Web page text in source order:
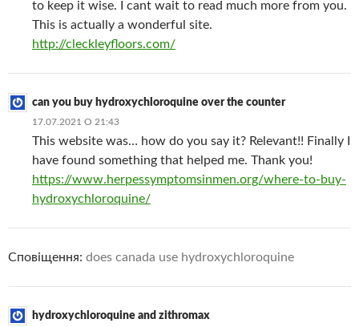
to keep it wise. I cant wait to read much more from you.
This is actually a wonderful site.
http://cleckleyfloors.com/
can you buy hydroxychloroquine over the counter
17.07.2021 О 21:43
This website was… how do you say it? Relevant!! Finally I
have found something that helped me. Thank you!
https://www.herpessymptomsinmen.org/where-to-buy-
hydroxychloroquine/
Сповіщення: does canada use hydroxychloroquine
hydroxychloroquine and zithromax